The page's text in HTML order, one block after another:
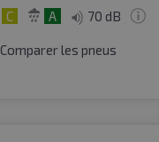
C A 70 dB
Comparer les pneus